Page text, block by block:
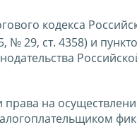
кодекса
29, ст. 4358) и
права на